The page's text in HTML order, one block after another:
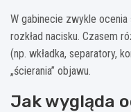
W gabinecie zwykle
rozkład nacisku. Czasem
(np. wkładka, separatory,
„ścierania” objawu.
Jak wygląda